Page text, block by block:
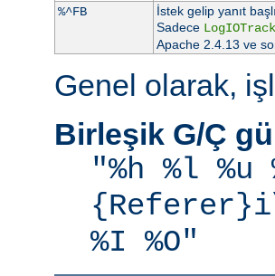
%^FB
İstek gelip yanıt
Sadece
Apache 2.4.13 ve
Genel olarak,
Birleşik G/Ç
"%h %l
%I %O"